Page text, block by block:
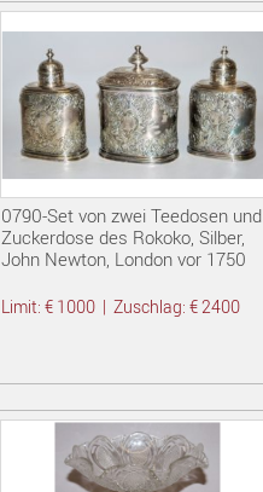
0790-Set von zwei Teedosen und
Zuckerdose des Rokoko, Silber,
John Newton, London vor 1750
Limit: € 1000 |Zuschlag: € 2400